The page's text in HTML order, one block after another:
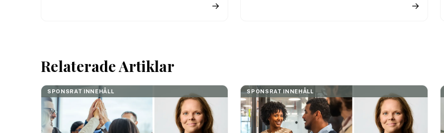
→ →
Relaterade Artiklar
SPONSRAT INNEHÅLL SPONSRAT INNEHÅLL